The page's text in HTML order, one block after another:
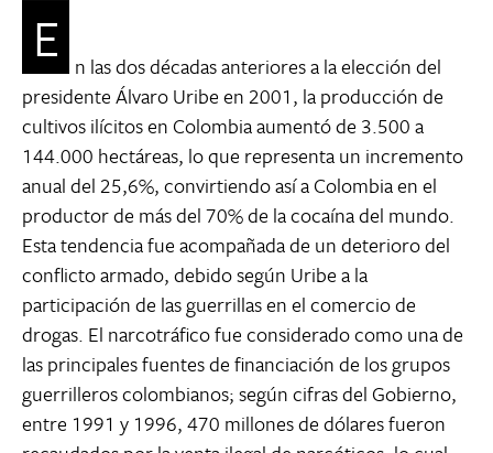
E
n las dos décadas anteriores a la elección del
presidente Álvaro Uribe en 2001, la producción de
cultivos ilícitos en Colombia aumentó de 3.500 a
144.000 hectáreas, lo que representa un incremento
anual del 25,6%, convirtiendo así a Colombia en el
productor de más del 70% de la cocaína del mundo.
Esta tendencia fue acompañada de un deterioro del
conflicto armado, debido según Uribe a la
participación de las guerrillas en el comercio de
drogas. El narcotráfico fue considerado como una de
las principales fuentes de financiación de los grupos
guerrilleros colombianos; según cifras del Gobierno,
entre 1991 y 1996, 470 millones de dólares fueron